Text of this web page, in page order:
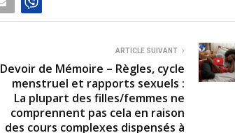
ARTICLE SUIVANT
Devoir de Mémoire – Règles, cycle
menstruel et rapports sexuels :
La plupart des filles/femmes ne
comprennent pas cela en raison
des cours complexes dispensés à